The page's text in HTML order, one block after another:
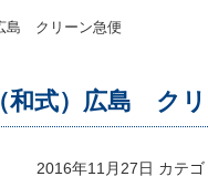
島 クリーン急便
和式）広島 ク
2016年11月27日 カテゴ